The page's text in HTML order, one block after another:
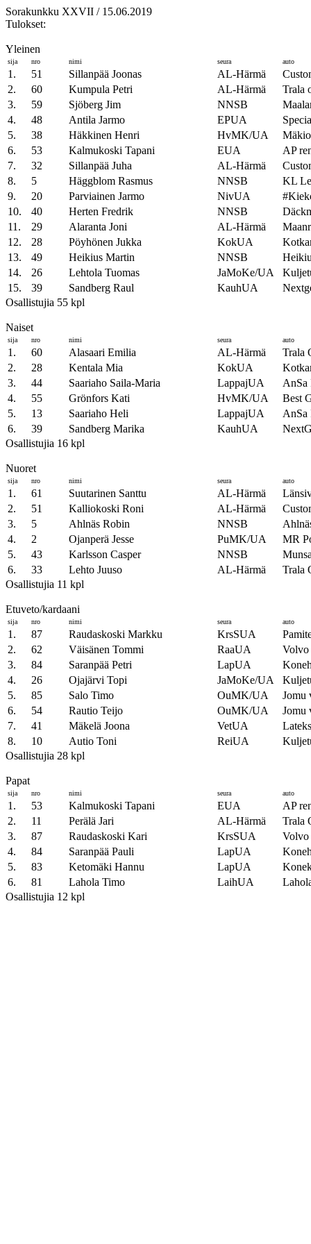
Sorakunkku XXVII / 15.06.2019
Tulokset:
Yleinen
sija nro nimi seura auto
1. 51 Sillanpää Joonas AL-Härmä
2.
60 Kumpula Petri AL-Härmä
Trala
3.
59 Sjöberg Jim NNSB
4.
48 Antila Jarmo EPUA
5.
38 Häkkinen Henri HvMK/UA
6.
53 Kalmukoski Tapani EUA
AP
7.
32 Sillanpää Juha AL-Härmä
8.
5 Häggblom Rasmus NNSB
KL
9.
20 Parviainen Jarmo NivUA
10.
40 Herten Fredrik NNSB
11.
29 Alaranta Joni AL-Härmä
12.
28 Pöyhönen Jukka KokUA
13.
49 Heikius Martin NNSB
14.
26 Lehtola Tuomas JaMoKe/UA
15.
39 Sandberg Raul KauhUA
Osallistujia 55 kpl
Naiset
sija nro nimi seura auto
1. 60 Alasaari Emilia AL-Härmä
Trala
2.
28 Kentala Mia KokUA
3.
44 Saariaho Saila-Maria LappajUA
AnSa
4.
55 Grönfors Kati HvMK/UA
Best
5.
13 Saariaho Heli LappajUA
AnSa
6.
39 Sandberg Marika KauhUA
Osallistujia 16 kpl
Nuoret
sija nro nimi seura auto
1. 61 Suutarinen Santtu AL-Härmä
2.
51 Kalliokoski Roni AL-Härmä
3.
5 Ahlnäs Robin NNSB
4.
2 Ojanperä Jesse PuMK/UA
MR
5.
43 Karlsson Casper NNSB
6.
33 Lehto Juuso AL-Härmä
Trala
Osallistujia 11 kpl
Etuveto/kardaani
sija nro nimi seura auto
1. 87 Raudaskoski Markku KrsSUA
2.
62 Väisänen Tommi RaaUA
Volvo
3.
84 Saranpää Petri LapUA
4.
26 Ojajärvi Topi JaMoKe/UA
5.
85 Salo Timo OuMK/UA
Jomu
6.
54 Rautio Teijo OuMK/UA
Jomu
7.
41 Mäkelä Joona VetUA
8.
10 Autio Toni ReiUA
Osallistujia 28 kpl
Papat
sija nro nimi seura auto
1. 53 Kalmukoski Tapani EUA
AP
2.
11 Perälä Jari AL-Härmä
Trala
3.
87 Raudaskoski Kari KrsSUA
Volvo
4.
84 Saranpää Pauli LapUA
5.
83 Ketomäki Hannu LapUA
6.
81 Lahola Timo LaihUA
Osallistujia 12 kpl